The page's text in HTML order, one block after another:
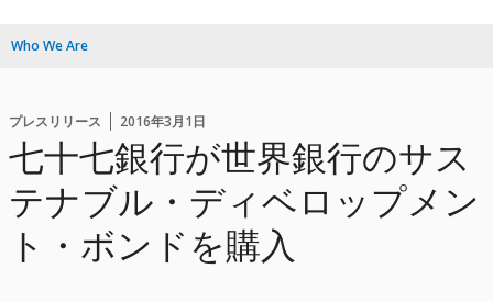
Who We Are
プレスリリース 2016年3月1日
七十七銀行が世界銀行のサス
テナブル・ディベロップメン
ト・ボンドを購入